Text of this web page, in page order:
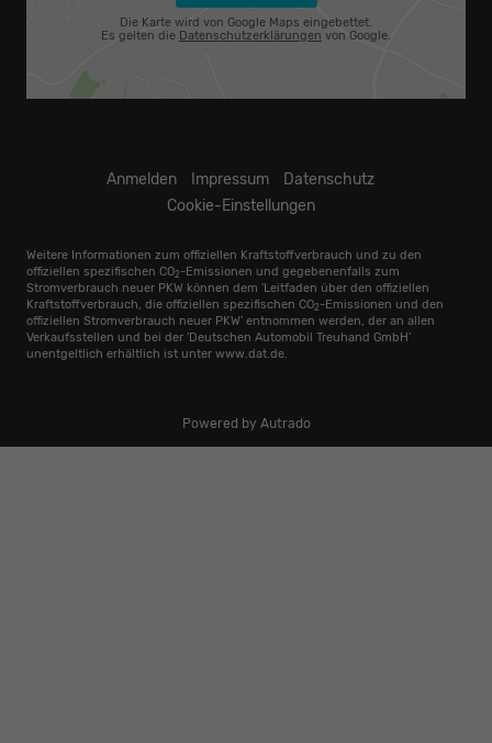
Die Karte wird von Google Maps eingebettet.
Es gelten die Datenschutzerklärungen von Google.
Anmelden Impressum
Datenschutz
Cookie-Einstellungen
Weitere Informationen zum offiziellen Kraftstoffverbrauch und zu den
offiziellen spezifischen CO2 -Emissionen und gegebenenfalls zum
Stromverbrauch neuer PKW können dem 'Leitfaden über den offiziellen
Kraftstoffverbrauch, die offiziellen spezifischen CO2 -Emissionen und den
offiziellen Stromverbrauch neuer PKW' entnommen werden, der an allen
Verkaufsstellen und bei der 'Deutschen Automobil Treuhand GmbH'
unentgeltlich erhältlich ist unter www.dat.de.
Powered by Autrado